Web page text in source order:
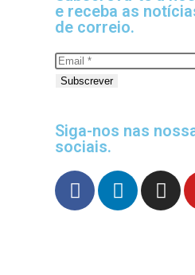
e receba as
de correio.
Subscrever
Siga-nos nas
sociais.